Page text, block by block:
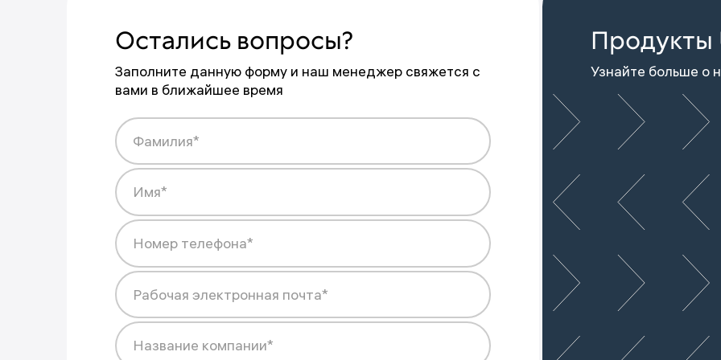
Остались вопросы?
Заполните данную форму и наш менеджер свяжется с
вами в ближайшее время
Фамилия*
Имя*
Номер телефона*
Рабочая электронная почта*
Название компании*
Запрос отправлен
Менеджер рассмотрит заявку и свяжется с вами в
Что-то пошло не так
Продукты
Узнайте больше о